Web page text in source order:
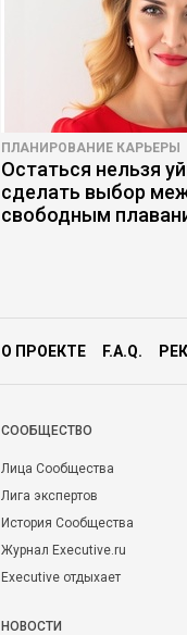
ПЛАНИРОВАНИЕ КАРЬЕРЫ
Остаться нельзя
сделать выбор
свободным
О ПРОЕКТЕ F.A.Q.
CООБЩЕСТВО
Лица Сообщества
Лига экспертов
История Сообщества
Журнал Executive.ru
Executive отдыхает
НОВОСТИ